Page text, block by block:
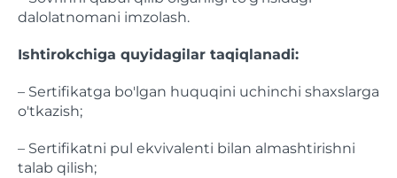
dalolatnomani imzolash.
Ishtirokchiga quyidagilar taqiqlanadi:
– Sertifikatga bo'lgan huquqini uchinchi shaxslarga
o'tkazish;
– Sertifikatni pul ekvivalenti bilan almashtirishni
talab qilish;